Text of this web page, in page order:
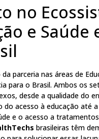
no
e Saúde
parceria nas áreas de
para o Brasil. Ambos os
desde a qualidade do
do acesso à educação até
e o acesso a
brasileiras têm